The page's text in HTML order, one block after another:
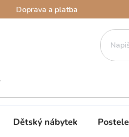
Doprava a platba
Dětský nábytek Postele